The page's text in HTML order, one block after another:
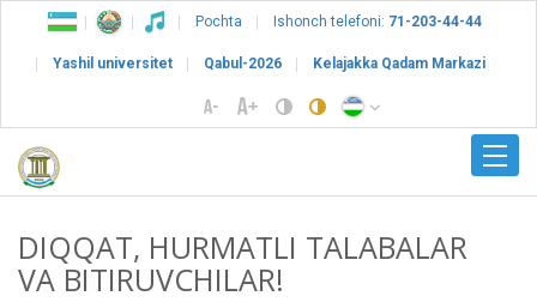
Pochta Ishonch telefoni: 71-203-44-44
Yashil universitet Qabul-2026 Kelajakka Qadam Markazi
DIQQAT, HURMATLI TALABALAR
VA BITIRUVCHILAR!